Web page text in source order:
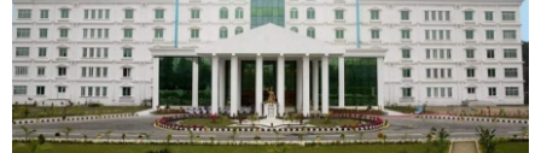
पत्रपत्रिका
खेलकुद
बिश्व